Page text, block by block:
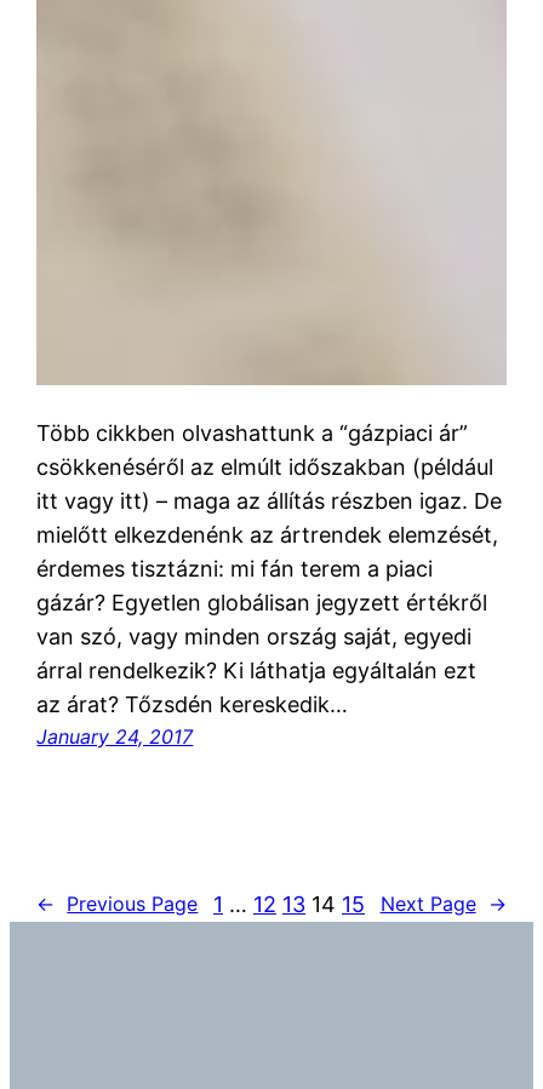
Több cikkben olvashattunk a “gázpiaci ár”
csökkenéséről az elmúlt időszakban (például
itt vagy itt) – maga az állítás részben igaz. De
mielőtt elkezdenénk az ártrendek elemzését,
érdemes tisztázni: mi fán terem a piaci
gázár? Egyetlen globálisan jegyzett értékről
van szó, vagy minden ország saját, egyedi
árral rendelkezik? Ki láthatja egyáltalán ezt
az árat? Tőzsdén kereskedik…
January 24, 2017
← Previous Page 1 … 12 13 14 15 Next Page →